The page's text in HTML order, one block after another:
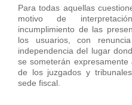
Para todas aquellas
motivo de
incumplimiento de las
los usuarios, con
independencia del lugar
se someterán
de los juzgados y
sede fiscal.